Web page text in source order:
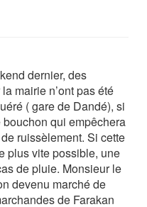
dernier, des
mairie n’ont pas été
( gare de Dandé), si
bouchon qui empêchera
ruissèlement. Si cette
plus vite possible, une
de pluie. Monsieur le
devenu marché de
de Farakan